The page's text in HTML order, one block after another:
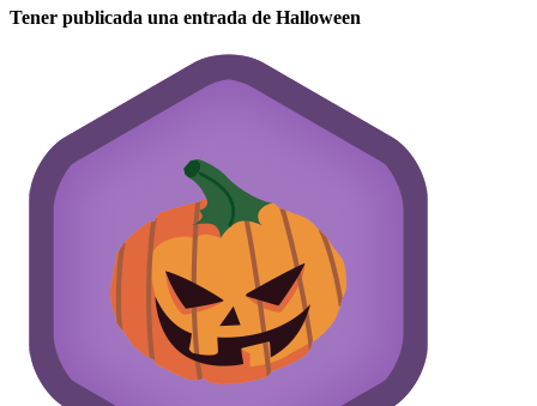
Tener publicada una entrada de Halloween